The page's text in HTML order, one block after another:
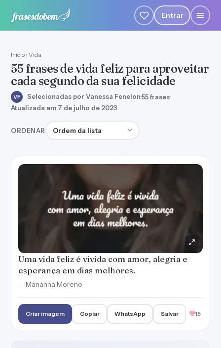
Entrar
Início › Vida
55 frases de vida feliz para aproveitar
cada segundo da sua felicidade
VF Selecionadas por Vanessa Fenelon·55 frases·
Atualizada em 7 de julho de 2023
ORDENAR Ordenar frases
Uma vida feliz é vivida com amor, alegria e
esperança em dias melhores.
— Marianna Moreno
Criar imagem Copiar WhatsApp Salvar 15